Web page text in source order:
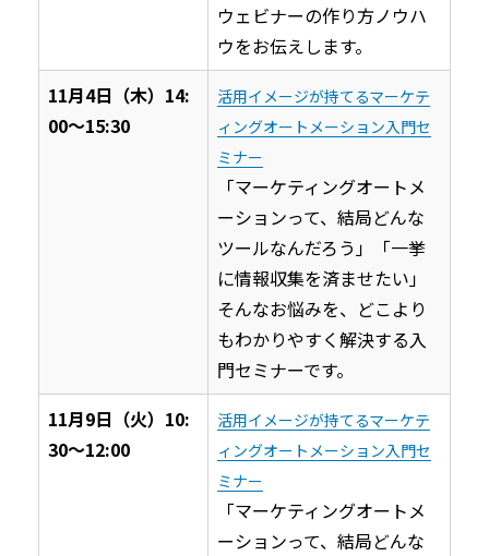
ウェビナーの作り方ノウハ
ウをお伝えします。
11月4日（木）14:
00〜15:30
活用イメージが持てるマーケテ
ィングオートメーション入門セ
ミナー
「マーケティングオートメ
ーションって、結局どんな
ツールなんだろう」「一挙
に情報収集を済ませたい」
そんなお悩みを、どこより
もわかりやすく解決する入
門セミナーです。
11月9日（火）10:
30〜12:00
活用イメージが持てるマーケテ
ィングオートメーション入門セ
ミナー
「マーケティングオートメ
ーションって、結局どんな